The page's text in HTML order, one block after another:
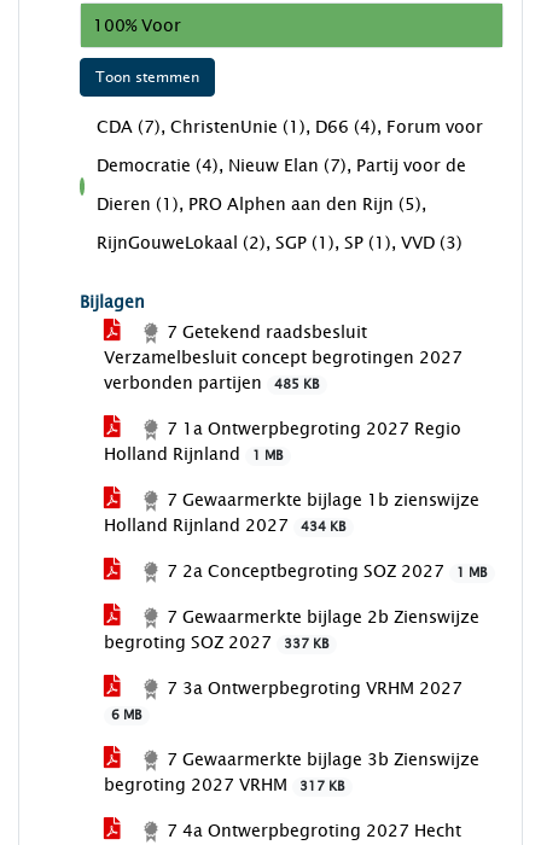
100% Voor
Toon stemmen
voor
CDA (7), ChristenUnie (1), D66 (4), Forum voor
Democratie (4), Nieuw Elan (7), Partij voor de
Dieren (1), PRO Alphen aan den Rijn (5),
RijnGouweLokaal (2), SGP (1), SP (1), VVD (3)
Bijlagen
7 Getekend raadsbesluit
Verzamelbesluit concept begrotingen 2027
verbonden partijen
485 KB
7 1a Ontwerpbegroting 2027 Regio
Holland Rijnland
1 MB
7 Gewaarmerkte bijlage 1b zienswijze
Holland Rijnland 2027
434 KB
7 2a Conceptbegroting SOZ 2027 1 MB
7 Gewaarmerkte bijlage 2b Zienswijze
begroting SOZ 2027
337 KB
7 3a Ontwerpbegroting VRHM 2027
6 MB
7 Gewaarmerkte bijlage 3b Zienswijze
begroting 2027 VRHM
317 KB
7 4a Ontwerpbegroting 2027 Hecht